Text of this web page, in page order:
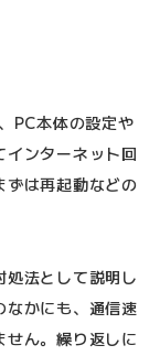
PC本体の設定や
インターネット回
ずは再起動などの
法として説明し
なかにも、通信速
ん。繰り返しに